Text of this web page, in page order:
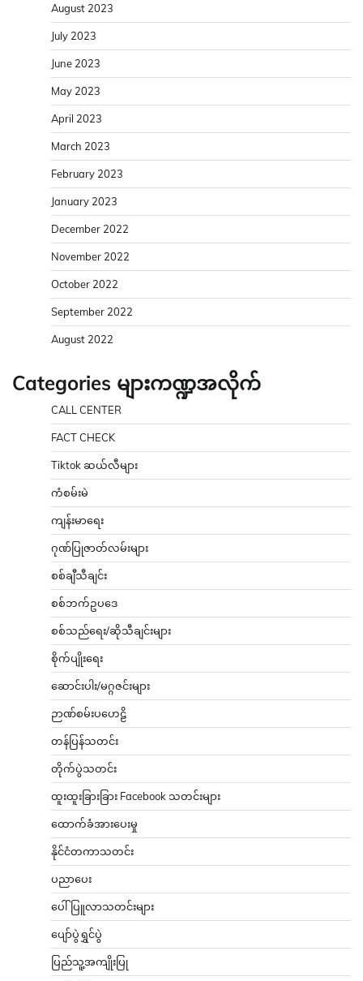
August 2023
July 2023
June 2023
May 2023
April 2023
March 2023
February 2023
January 2023
December 2022
November 2022
October 2022
September 2022
August 2022
Categories များကဏ္ဍအလိုက်
CALL CENTER
FACT CHECK
Tiktok ဆယ်လီများ
ကံစမ်းမဲ
ကျန်းမာရေး
ဂုဏ်ပြုဇာတ်လမ်းများ
စစ်ချီသီချင်း
စစ်ဘက်ဥပဒေ
စစ်သည်ရေး/ဆိုသီချင်းများ
စိုက်ပျိုးရေး
ဆောင်းပါး/မဂ္ဂဇင်းများ
ဉာဏ်စမ်းပဟေဠိ
တန်ပြန်သတင်း
တိုက်ပွဲသတင်း
ထူးထူးခြားခြား Facebook သတင်းများ
ထောက်ခံအားပေးမှု
နိုင်ငံတကာသတင်း
ပညာပေး
ပေါ်ပြူလာသတင်းများ
ပျော်ပွဲရွှင်ပွဲ
ပြည်သူ့အကျိုးပြု